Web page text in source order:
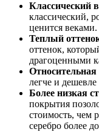
Классический
классический,
ценится веками.
Теплый
оттенок,
драгоценными
Относительная
легче и
Более низкая
покрытия
стоимость, чем
серебро более